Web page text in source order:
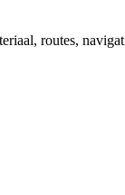
routes,